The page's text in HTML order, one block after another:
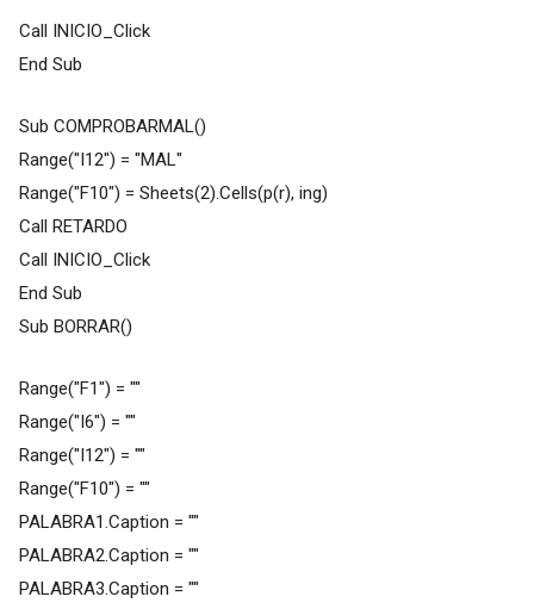
Call INICIO_Click
End Sub
Sub COMPROBARMAL()
Range("I12") = "MAL"
Range("F10") = Sheets(2).Cells(p(r), ing)
Call RETARDO
Call INICIO_Click
End Sub
Sub BORRAR()
Range("F1") = ""
Range("I6") = ""
Range("I12") = ""
Range("F10") = ""
PALABRA1.Caption = ""
PALABRA2.Caption = ""
PALABRA3.Caption = ""